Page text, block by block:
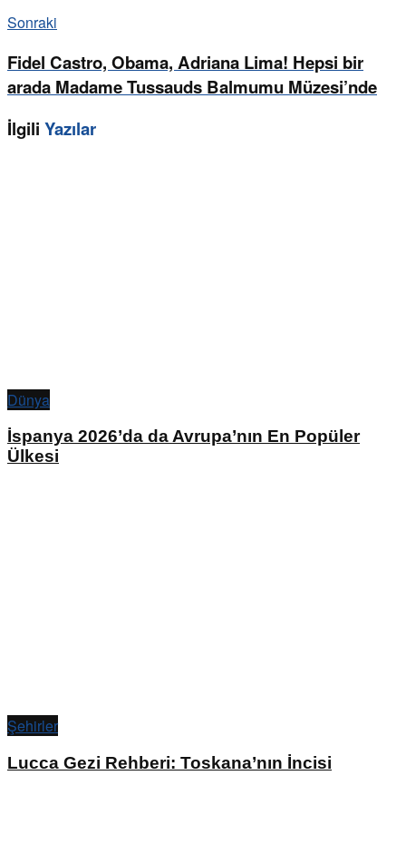
Sonraki
Fidel Castro, Obama, Adriana Lima! Hepsi bir
arada Madame Tussauds Balmumu Müzesi’nde
İlgili Yazılar
Dünya
İspanya 2026’da da Avrupa’nın En Popüler
Ülkesi
Şehirler
Lucca Gezi Rehberi: Toskana’nın İncisi